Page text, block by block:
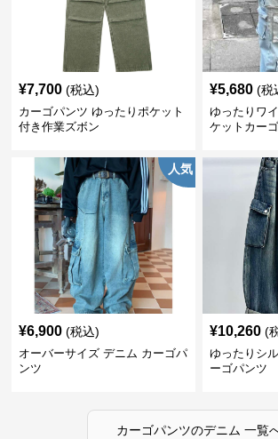
¥7,700 (税込)
カーゴパンツ ゆったりポケット
付き作業ズボン
¥5,680 (税
ゆったりワ
ケットカー
人気
¥6,900 (税込)
オーバーサイズ デニム カーゴパ
ンツ
¥10,260 (
ゆったりシ
ーゴパンツ
カーゴパンツのデニム 一覧